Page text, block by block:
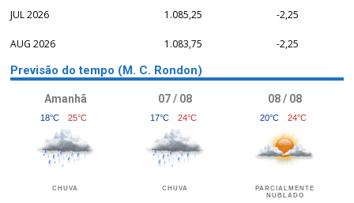
JUL 2026 1.085,25 -2,25
AUG 2026 1.083,75 -2,25
Previsão do tempo (M. C. Rondon)
Amanhã
18°C 25°C
CHUVA
07 / 08
17°C 24°C
CHUVA
08 / 08
20°C 24°C
PARCIALMENTE
NUBLADO